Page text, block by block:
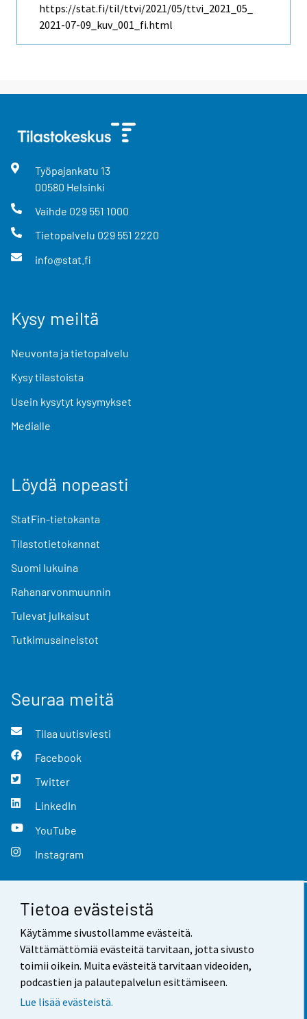
Tietoa evästeistä
Käytämme sivustollamme evästeitä.
Välttämättömiä evästeitä tarvitaan, jotta sivusto
toimii oikein. Muita evästeitä tarvitaan videoiden,
podcastien ja palautepalvelun esittämiseen.
Lue lisää evästeistä.
https://stat.fi/til/ttvi/2021/05/ttvi_2021_05_
2021-07-09_kuv_001_fi.html
Työpajankatu 13
00580 Helsinki
Vaihde 029 551 1000
Tietopalvelu 029 551 2220
info@stat.fi
Kysy meiltä
Neuvonta ja tietopalvelu
Kysy tilastoista
Usein kysytyt kysymykset
Medialle
Löydä nopeasti
StatFin-tietokanta
Tilastotietokannat
Suomi lukuina
Rahanarvonmuunnin
Tulevat julkaisut
Tutkimusaineistot
Seuraa meitä
Tilaa uutisviesti
Facebook
Twitter
LinkedIn
YouTube
Instagram
Yhteystiedot
Palaute
Käyttöehdot